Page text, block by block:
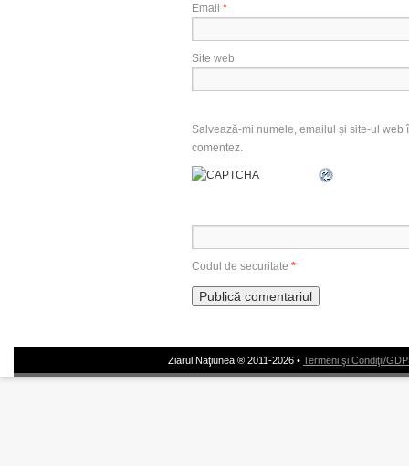
Email *
Site web
Salvează-mi numele, emailul și site-ul
comentez.
Codul de securitate *
Ziarul Naţiunea ® 2011-2026 • Termeni şi Condiţii/